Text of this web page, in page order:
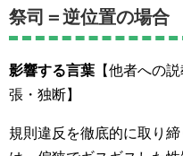
祭司＝逆位置の場合
影響する言葉 【他者への
張・独断】
規則違反を徹底的に取り